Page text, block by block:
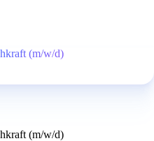
(m/w/d)
(m/w/d)